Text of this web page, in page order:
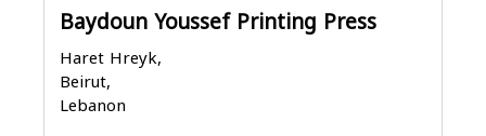
Baydoun Youssef Printing Press
Haret Hreyk,
Beirut,
Lebanon